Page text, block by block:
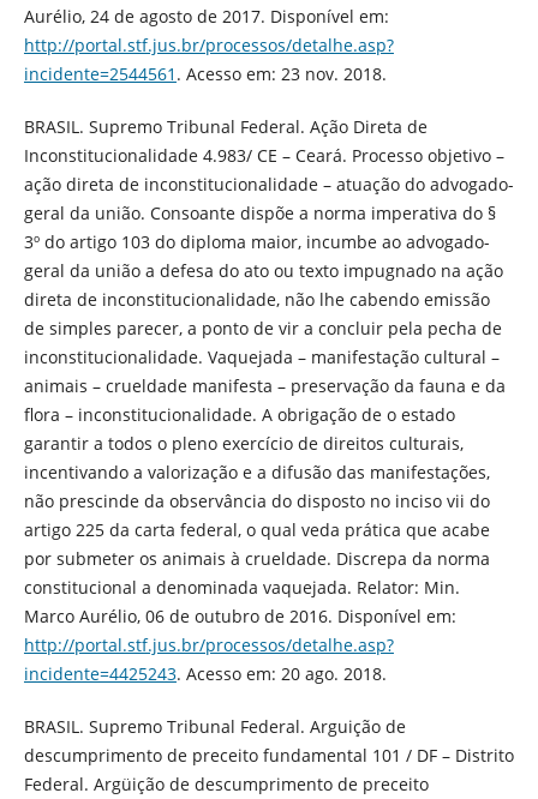
Aurélio, 24 de agosto de 2017. Disponível em:
http://portal.stf.jus.br/processos/detalhe.asp?
incidente=2544561 . Acesso em: 23 nov. 2018.
BRASIL. Supremo Tribunal Federal. Ação Direta de
Inconstitucionalidade 4.983/ CE – Ceará. Processo objetivo –
ação direta de inconstitucionalidade – atuação do advogado-
geral da união. Consoante dispõe a norma imperativa do §
3º do artigo 103 do diploma maior, incumbe ao advogado-
geral da união a defesa do ato ou texto impugnado na ação
direta de inconstitucionalidade, não lhe cabendo emissão
de simples parecer, a ponto de vir a concluir pela pecha de
inconstitucionalidade. Vaquejada – manifestação cultural –
animais – crueldade manifesta – preservação da fauna e da
flora – inconstitucionalidade. A obrigação de o estado
garantir a todos o pleno exercício de direitos culturais,
incentivando a valorização e a difusão das manifestações,
não prescinde da observância do disposto no inciso vii do
artigo 225 da carta federal, o qual veda prática que acabe
por submeter os animais à crueldade. Discrepa da norma
constitucional a denominada vaquejada. Relator: Min.
Marco Aurélio, 06 de outubro de 2016. Disponível em:
http://portal.stf.jus.br/processos/detalhe.asp?
incidente=4425243. Acesso em: 20 ago. 2018.
BRASIL. Supremo Tribunal Federal. Arguição de
descumprimento de preceito fundamental 101 / DF – Distrito
Federal. Argüição de descumprimento de preceito